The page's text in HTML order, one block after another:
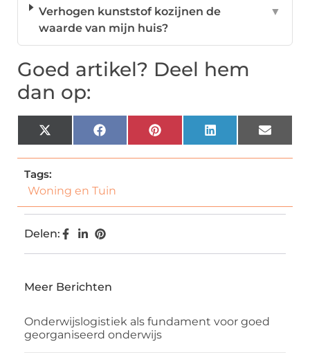
Verhogen kunststof kozijnen de
waarde van mijn huis?
▼
Goed artikel? Deel hem
dan op:
X
(Twitter)
FacebookPinterestLinkedIn Email
Tags:
Woning en Tuin
Delen:
Meer Berichten
Onderwijslogistiek als fundament voor goed
georganiseerd onderwijs